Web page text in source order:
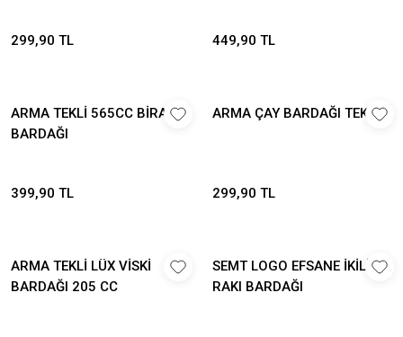
299,90 TL 449,90 TL
ARMA TEKLİ 565CC BİRA
BARDAĞI
399,90 TL
ARMA ÇAY BARDAĞI TEKLİ
299,90 TL
ARMA TEKLİ LÜX VİSKİ
BARDAĞI 205 CC
SEMT LOGO EFSANE İKİLİ
RAKI BARDAĞI